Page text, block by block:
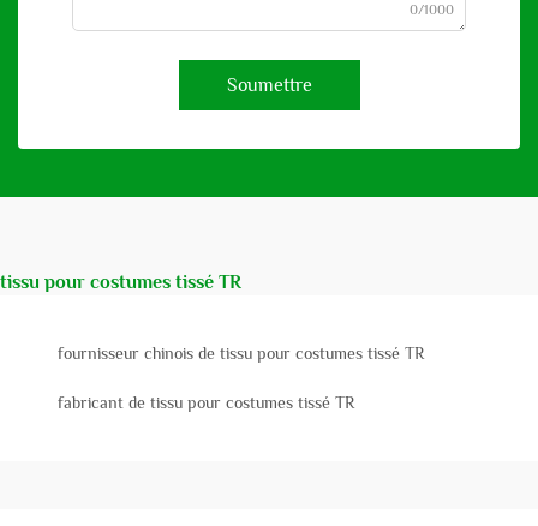
0/1000
Soumettre
tissu pour costumes tissé TR
fournisseur chinois de tissu pour costumes tissé TR
fabricant de tissu pour costumes tissé TR